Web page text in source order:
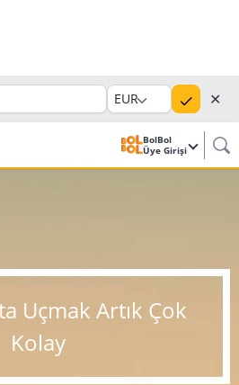
EUR ✕
BolBol
Üye Girişi
Uçmak Artık Çok
Kolay